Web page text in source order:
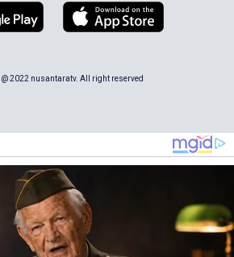
2022 nusantaratv. All right reserved